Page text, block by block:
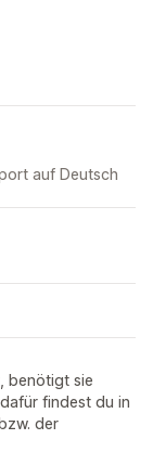
auf Deutsch
benötigt sie
findest du in
der